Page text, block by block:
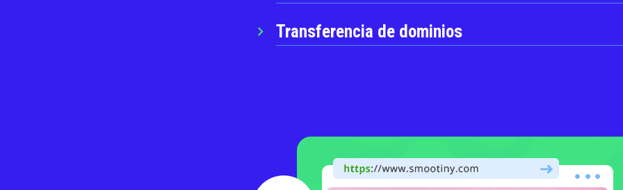
chevron_right Transferencia de dominios